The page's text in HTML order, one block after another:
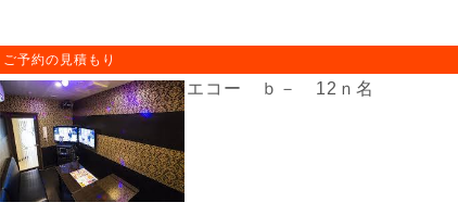
ご予約の見積もり
エコー ｂ－ 12ｎ名